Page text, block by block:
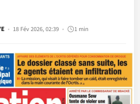
18 Fév 2026, 02:39 1 min